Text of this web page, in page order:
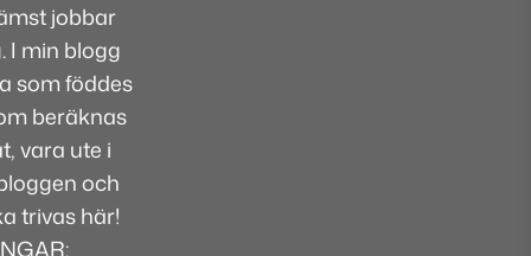
jobbar
I min blogg
som föddes
beräknas
vara ute i
och
trivas här!